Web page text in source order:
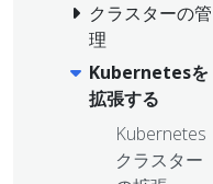
クラスターの管
理
Kubernetesを
拡張する
Kubernetes
クラスター